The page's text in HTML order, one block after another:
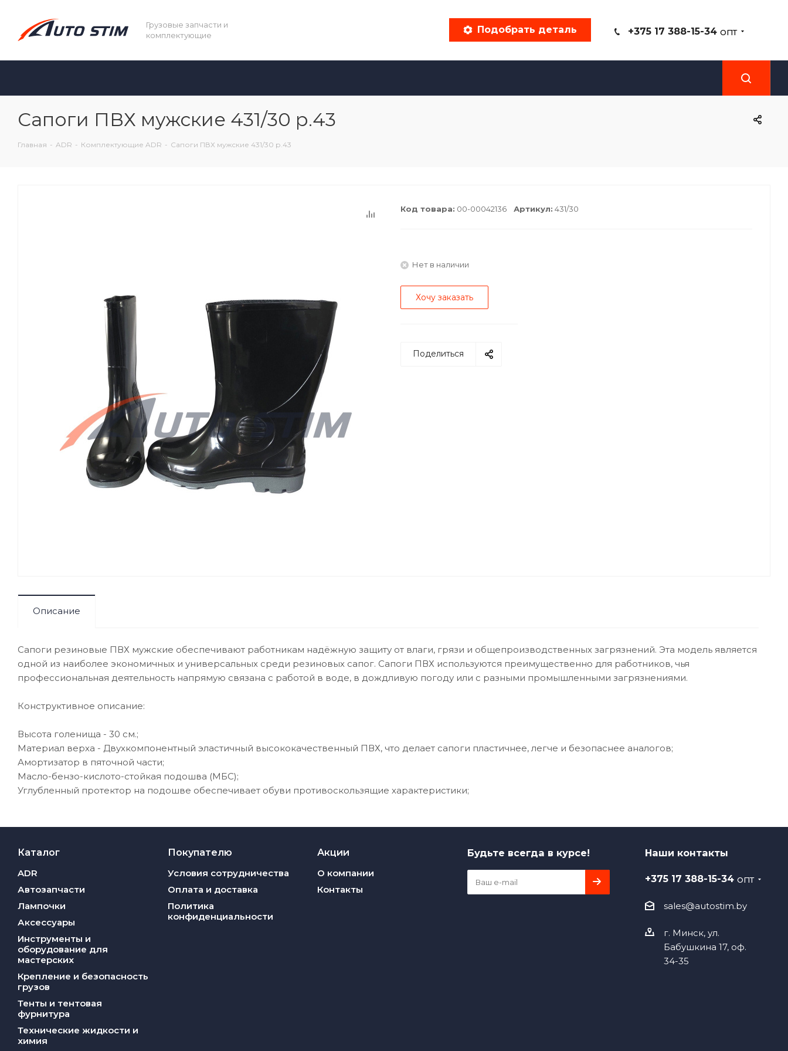
Грузовые запчасти и
комплектующие
+375 17 388-15-34 ОПТ
Подобрать деталь
Сапоги ПВХ мужские 431/30 р.43
Главная - ADR - Комплектующие ADR - Сапоги ПВХ мужские 431/30 р.43
Код товара: 00-00042136 Артикул: 431/30
Нет в наличии
Хочу заказать
Поделиться
Описание
Сапоги резиновые ПВХ мужские обеспечивают работникам надёжную защиту от влаги, грязи и общепроизводственных загрязнений. Эта модель является
одной из наиболее экономичных и универсальных среди резиновых сапог. Сапоги ПВХ используются преимущественно для работников, чья
профессиональная деятельность напрямую связана с работой в воде, в дождливую погоду или с разными промышленными загрязнениями.
Конструктивное описание:
Высота голенища - 30 см.;
Материал верха - Двухкомпонентный эластичный высококачественный ПВХ, что делает сапоги пластичнее, легче и безопаснее аналогов;
Амортизатор в пяточной части;
Масло-бензо-кислото-стойкая подошва (МБС);
Углубленный протектор на подошве обеспечивает обуви противоскользящие характеристики;
Каталог
ADR
Автозапчасти
Лампочки
Аксессуары
Инструменты и
оборудование для
мастерских
Крепление и безопасность
грузов
Тенты и тентовая
фурнитура
Технические жидкости и
химия
Покупателю
Условия сотрудничества
Оплата и доставка
Политика
конфиденциальности
Акции
О компании
Контакты
Будьте всегда в курсе! Наши контакты
+375 17 388-15-34 ОПТ
sales@autostim.by
г. Минск, ул.
Бабушкина 17, оф.
34-35